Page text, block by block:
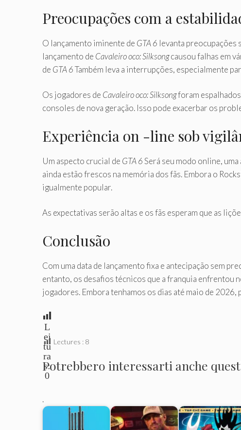
Preocupações com a
O lançamento iminente de GTA 6 levanta preocupações
lançamento de Cavaleiro oco: Silksongcausou falhas em
de GTA 6Também leva a interrupções, especialmente
Os jogadores de Cavaleiro oco: Silksongforam
consoles de nova geração. Isso pode exacerbar os
Experiência on -line sob
Um aspecto crucial de GTA 6Será seu modo online,
ainda estão frescos na memória dos fãs. Embora o
igualmente popular.
As expectativas serão altas e os fãs esperam que as
Conclusão
Com uma data de lançamento fixa e antecipação sem
entanto, os desafios técnicos que a franquia enfrentou
jogadores. Embora tenhamos os dias até maio de
L
ei
tu
ra
s:
0
Lectures : 8
Potrebbero interessarti anche
.